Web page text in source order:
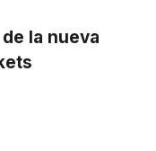
la nueva